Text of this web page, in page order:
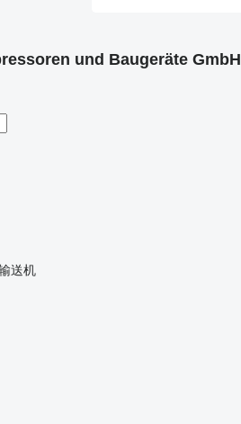
und Baugeräte GmbH
送机